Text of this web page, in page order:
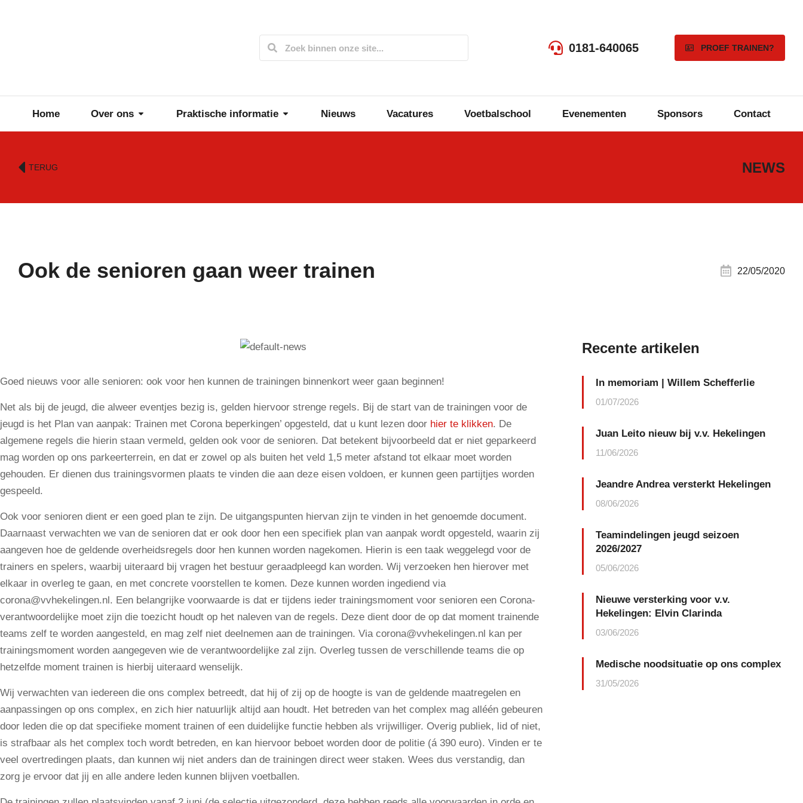
0181-640065 PROEF TRAINEN?
Home Over ons Praktische informatie Nieuws Vacatures Voetbalschool Evenementen Sponsors Contact
TERUG NEWS
Ook de senioren gaan weer trainen 22/05/2020
Goed nieuws voor alle senioren: ook voor hen kunnen de trainingen binnenkort weer gaan beginnen!
Net als bij de jeugd, die alweer eventjes bezig is, gelden hiervoor strenge regels. Bij de start van de trainingen voor de
jeugd is het Plan van aanpak: Trainen met Corona beperkingen’ opgesteld, dat u kunt lezen door hier te klikken. De
algemene regels die hierin staan vermeld, gelden ook voor de senioren. Dat betekent bijvoorbeeld dat er niet geparkeerd
mag worden op ons parkeerterrein, en dat er zowel op als buiten het veld 1,5 meter afstand tot elkaar moet worden
gehouden. Er dienen dus trainingsvormen plaats te vinden die aan deze eisen voldoen, er kunnen geen partijtjes worden
gespeeld.
Ook voor senioren dient er een goed plan te zijn. De uitgangspunten hiervan zijn te vinden in het genoemde document.
Daarnaast verwachten we van de senioren dat er ook door hen een specifiek plan van aanpak wordt opgesteld, waarin zij
aangeven hoe de geldende overheidsregels door hen kunnen worden nagekomen. Hierin is een taak weggelegd voor de
trainers en spelers, waarbij uiteraard bij vragen het bestuur geraadpleegd kan worden. Wij verzoeken hen hierover met
elkaar in overleg te gaan, en met concrete voorstellen te komen. Deze kunnen worden ingediend via
corona@vvhekelingen.nl. Een belangrijke voorwaarde is dat er tijdens ieder trainingsmoment voor senioren een Corona-
verantwoordelijke moet zijn die toezicht houdt op het naleven van de regels. Deze dient door de op dat moment trainende
teams zelf te worden aangesteld, en mag zelf niet deelnemen aan de trainingen. Via corona@vvhekelingen.nl kan per
trainingsmoment worden aangegeven wie de verantwoordelijke zal zijn. Overleg tussen de verschillende teams die op
hetzelfde moment trainen is hierbij uiteraard wenselijk.
Wij verwachten van iedereen die ons complex betreedt, dat hij of zij op de hoogte is van de geldende maatregelen en
aanpassingen op ons complex, en zich hier natuurlijk altijd aan houdt. Het betreden van het complex mag alléén gebeuren
door leden die op dat specifieke moment trainen of een duidelijke functie hebben als vrijwilliger. Overig publiek, lid of niet,
is strafbaar als het complex toch wordt betreden, en kan hiervoor beboet worden door de politie (á 390 euro). Vinden er te
veel overtredingen plaats, dan kunnen wij niet anders dan de trainingen direct weer staken. Wees dus verstandig, dan
zorg je ervoor dat jij en alle andere leden kunnen blijven voetballen.
Recente artikelen
In memoriam | Willem Schefferlie
01/07/2026
Juan Leito nieuw bij v.v. Hekelingen
11/06/2026
Jeandre Andrea versterkt Hekelingen
08/06/2026
Teamindelingen jeugd seizoen
2026/2027
05/06/2026
Nieuwe versterking voor v.v.
Hekelingen: Elvin Clarinda
03/06/2026
Medische noodsituatie op ons complex
31/05/2026